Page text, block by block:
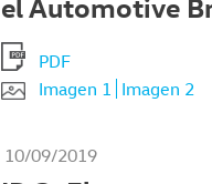
el Automotive
PDF
Imagen 1 Imagen 2
10/09/2019